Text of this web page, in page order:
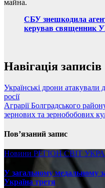
майна.
СБУ знешкодила
керував священник
Навігація записів
Українські дрони атакували
росії
Аграрії Болградського
зернових та зернобобових
Пов’язаний запис
Новини РЕГІОНСВІТ
У загальному медальному
Україна третя